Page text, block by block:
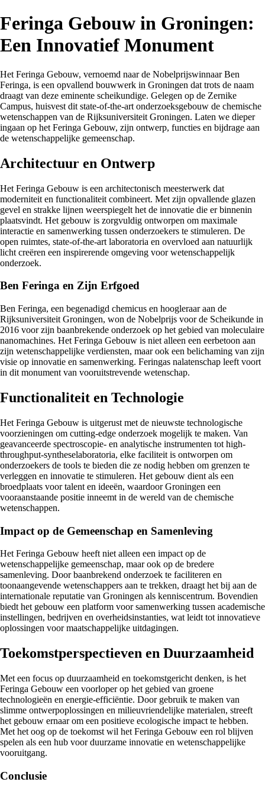
Feringa Gebouw in Groningen:
Een Innovatief Monument
Het Feringa Gebouw, vernoemd naar de Nobelprijswinnaar Ben
Feringa, is een opvallend bouwwerk in Groningen dat trots de naam
draagt van deze eminente scheikundige. Gelegen op de Zernike
Campus, huisvest dit state-of-the-art onderzoeksgebouw de chemische
wetenschappen van de Rijksuniversiteit Groningen. Laten we dieper
ingaan op het Feringa Gebouw, zijn ontwerp, functies en bijdrage aan
de wetenschappelijke gemeenschap.
Architectuur en Ontwerp
Het Feringa Gebouw is een architectonisch meesterwerk dat
moderniteit en functionaliteit combineert. Met zijn opvallende glazen
gevel en strakke lijnen weerspiegelt het de innovatie die er binnenin
plaatsvindt. Het gebouw is zorgvuldig ontworpen om maximale
interactie en samenwerking tussen onderzoekers te stimuleren. De
open ruimtes, state-of-the-art laboratoria en overvloed aan natuurlijk
licht creëren een inspirerende omgeving voor wetenschappelijk
onderzoek.
Ben Feringa en Zijn Erfgoed
Ben Feringa, een begenadigd chemicus en hoogleraar aan de
Rijksuniversiteit Groningen, won de Nobelprijs voor de Scheikunde in
2016 voor zijn baanbrekende onderzoek op het gebied van moleculaire
nanomachines. Het Feringa Gebouw is niet alleen een eerbetoon aan
zijn wetenschappelijke verdiensten, maar ook een belichaming van zijn
visie op innovatie en samenwerking. Feringas nalatenschap leeft voort
in dit monument van vooruitstrevende wetenschap.
Functionaliteit en Technologie
Het Feringa Gebouw is uitgerust met de nieuwste technologische
voorzieningen om cutting-edge onderzoek mogelijk te maken. Van
geavanceerde spectroscopie- en analytische instrumenten tot high-
throughput-syntheselaboratoria, elke faciliteit is ontworpen om
onderzoekers de tools te bieden die ze nodig hebben om grenzen te
verleggen en innovatie te stimuleren. Het gebouw dient als een
broedplaats voor talent en ideeën, waardoor Groningen een
vooraanstaande positie inneemt in de wereld van de chemische
wetenschappen.
Impact op de Gemeenschap en Samenleving
Het Feringa Gebouw heeft niet alleen een impact op de
wetenschappelijke gemeenschap, maar ook op de bredere
samenleving. Door baanbrekend onderzoek te faciliteren en
toonaangevende wetenschappers aan te trekken, draagt het bij aan de
internationale reputatie van Groningen als kenniscentrum. Bovendien
biedt het gebouw een platform voor samenwerking tussen academische
instellingen, bedrijven en overheidsinstanties, wat leidt tot innovatieve
oplossingen voor maatschappelijke uitdagingen.
Toekomstperspectieven en Duurzaamheid
Met een focus op duurzaamheid en toekomstgericht denken, is het
Feringa Gebouw een voorloper op het gebied van groene
technologieën en energie-efficiëntie. Door gebruik te maken van
slimme ontwerpoplossingen en milieuvriendelijke materialen, streeft
het gebouw ernaar om een positieve ecologische impact te hebben.
Met het oog op de toekomst wil het Feringa Gebouw een rol blijven
spelen als een hub voor duurzame innovatie en wetenschappelijke
vooruitgang.
Conclusie